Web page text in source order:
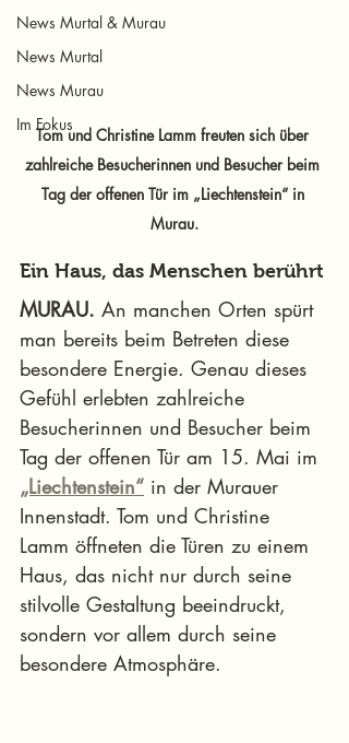
News Murtal & Murau
News Murtal
News Murau
Im Fokus
Tom und Christine Lamm freuten sich über
zahlreiche Besucherinnen und Besucher beim
Tag der offenen Tür im „Liechtenstein“ in
Murau.
Ein Haus, das Menschen berührt
MURAU. An manchen Orten spürt
man bereits beim Betreten diese
besondere Energie. Genau dieses
Gefühl erlebten zahlreiche
Besucherinnen und Besucher beim
Tag der offenen Tür am 15. Mai im
„Liechtenstein“ in der Murauer
Innenstadt. Tom und Christine
Lamm öffneten die Türen zu einem
Haus, das nicht nur durch seine
stilvolle Gestaltung beeindruckt,
sondern vor allem durch seine
besondere Atmosphäre.